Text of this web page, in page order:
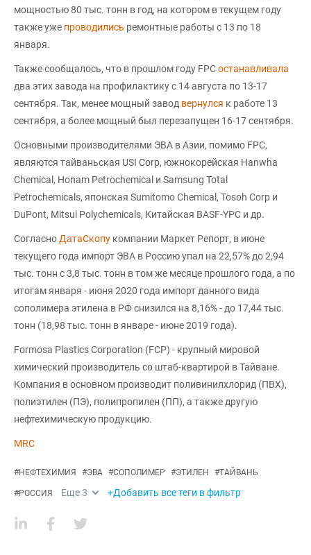
мощностью 80 тыс. тонн в год, на котором в текущем году
также уже проводились ремонтные работы с 13 по 18
января.
Также сообщалось, что в прошлом году FPCостанавливала
два этих завода на профилактику с 14 августа по 13-17
сентября. Так, менее мощный завод вернулся к работе 13
сентября, а более мощный был перезапущен 16-17 сентября.
Основными производителями ЭВА в Азии, помимо FPC,
являются тайваньская USI Corp, южнокорейская Hanwha
Chemical, Honam Petrochemical и Samsung Total
Petrochemicals, японская Sumitomo Chemical, Tosoh Corp и
DuPont, Mitsui Polychemicals, Китайская BASF-YPC и др.
Согласно ДатаСкопу компании Маркет Репорт, в июне
текущего года импорт ЭВА в Россию упал на 22,57% до 2,94
тыс. тонн с 3,8 тыс. тонн в том же месяце прошлого года, а по
итогам января - июня 2020 года импорт данного вида
сополимера этилена в РФ снизился на 8,16% - до 17,44 тыс.
тонн (18,98 тыс. тонн в январе - июне 2019 года).
Formosa Plastics Corporation (FCP) - крупный мировой
химический производитель со штаб-квартирой в Тайване.
Компания в основном производит поливинилхлорид (ПВХ),
полиэтилен (ПЭ), полипропилен (ПП), а также другую
нефтехимическую продукцию.
MRC
#НЕФТЕХИМИЯ #ЭВА #СОПОЛИМЕР #ЭТИЛЕН #ТАЙВАНЬ
#РОССИЯ Еще3 +Добавить все теги в фильтр